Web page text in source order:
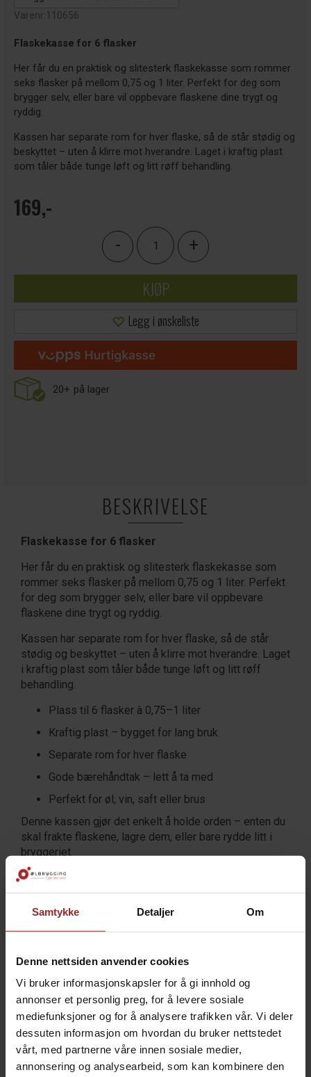
Samtykke Detaljer Om
Denne nettsiden anvender cookies
Vi bruker informasjonskapsler for å gi innhold og
annonser et personlig preg, for å levere sosiale
mediefunksjoner og for å analysere trafikken vår. Vi deler
dessuten informasjon om hvordan du bruker nettstedet
vårt, med partnerne våre innen sosiale medier,
annonsering og analysearbeid, som kan kombinere den
Varenr:110656
Flaske­kasse for 6 flasker
Her får du en praktisk og slitesterk flaske­kasse som rommer
seks flasker på mellom 0,75 og 1 liter. Perfekt for deg som
brygger selv, eller bare vil oppbevare flaskene dine trygt og
ryddig.
Kassen har separate rom for hver flaske, så de står stødig og
beskyttet – uten å klirre mot hverandre. Laget i kraftig plast
som tåler både tunge løft og litt røff behandling.
169,-
- +
KJØP
Legg i ønskeliste
20+ på lager
BESKRIVELSE
Flaske­kasse for 6 flasker
Her får du en praktisk og slitesterk flaske­kasse som
rommer seks flasker på mellom 0,75 og 1 liter. Perfekt
for deg som brygger selv, eller bare vil oppbevare
flaskene dine trygt og ryddig.
Kassen har separate rom for hver flaske, så de står
stødig og beskyttet – uten å klirre mot hverandre. Laget
i kraftig plast som tåler både tunge løft og litt røff
behandling.
Plass til 6 flasker à 0,75–1 liter
Kraftig plast – bygget for lang bruk
Separate rom for hver flaske
Gode bærehåndtak – lett å ta med
Perfekt for øl, vin, saft eller brus
Denne kassen gjør det enkelt å holde orden – enten du
skal frakte flaskene, lagre dem, eller bare rydde litt i
bryggeriet.
TEKNISK INFO
Vin
TILBEHØR